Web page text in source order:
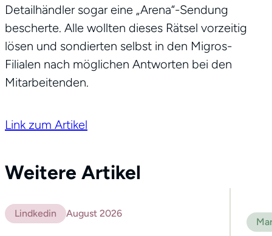
Detailhändler sogar eine „Arena“-Sendung
bescherte. Alle wollten dieses Rätsel vorzeitig
lösen und sondierten selbst in den Migros-
Filialen nach möglichen Antworten bei den
Mitarbeitenden.
Link zum Artikel
Weitere Artikel
Lindkedin August 2026